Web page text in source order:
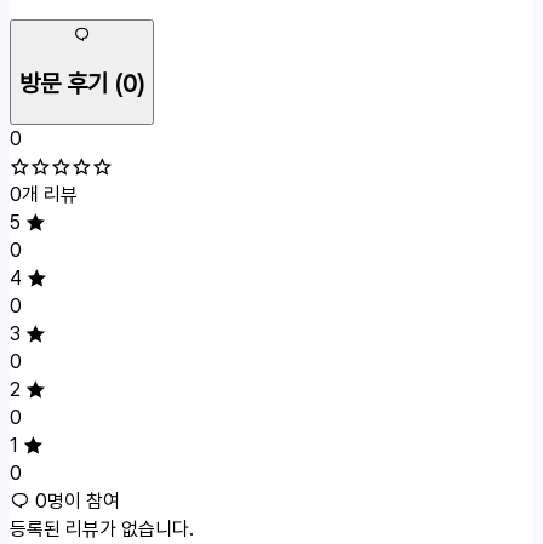
방문 후기 (0)
0
0개 리뷰
5
0
4
0
3
0
2
0
1
0
0명이 참여
등록된 리뷰가 없습니다.